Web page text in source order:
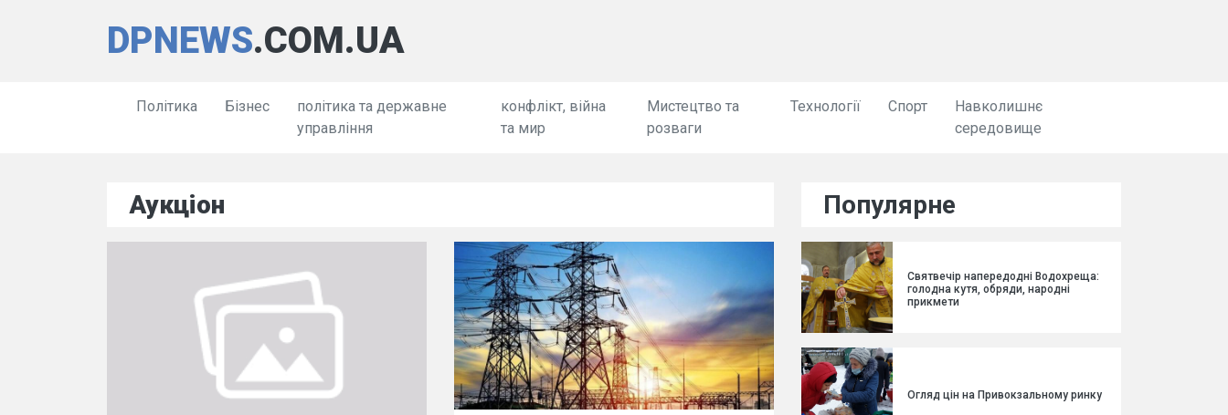
DPNEWS.COM.UA
Політика Бізнес
політика та державне
управління
конфлікт, війна
та мир
Мистецтво та
розваги
Технології Спорт
Навколишнє
середовище
Аукціон Популярне
Святвечір напередодні Водохреща:
голодна кутя, обряди, народні
прикмети
Огляд цін на Привокзальному ринку